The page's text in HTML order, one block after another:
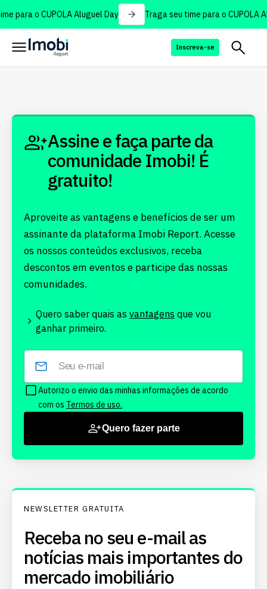
para o CUPOLA Aluguel Day Traga seu time para o CUPOLA
Inscreva-se
Assine e faça parte da
comunidade Imobi! É
gratuito!
Aproveite as vantagens e benefícios de ser um
assinante da plataforma Imobi Report. Acesse
os nossos conteúdos exclusivos, receba
descontos em eventos e participe das nossas
comunidades.
Quero saber quais as vantagens que vou
ganhar primeiro.
Autorizo o envio das minhas informações de acordo
com os Termos de uso.
Quero fazer parte
NEWSLETTER GRATUITA
Receba no seu e-mail as
notícias mais importantes do
mercado imobiliário